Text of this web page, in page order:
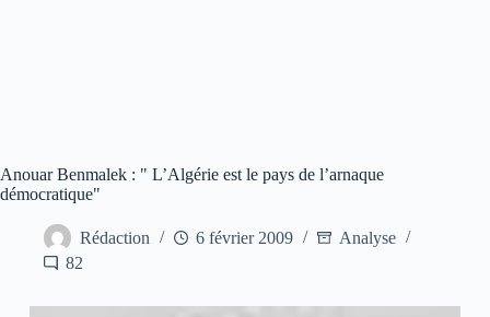
Anouar Benmalek : " L’Algérie est le pays de l’arnaque
démocratique"
Rédaction 6 février 2009
Analyse
82